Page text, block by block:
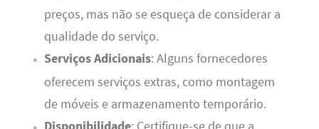
preços, mas não se esqueça de considerar a
qualidade do serviço.
Serviços Adicionais: Alguns fornecedores
oferecem serviços extras, como montagem
de móveis e armazenamento temporário.